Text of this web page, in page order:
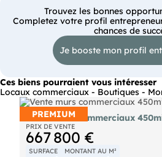
Trouvez les bonnes
Completez votre profil
chances de
Je booste mon profil
Ces biens pourraient vous intéresser
Locaux commerciaux - Boutiques -
PREMIUM
Vente murs commerciaux
PRIX DE VENTE
667 800 €
SURFACE MONTANT AU M²